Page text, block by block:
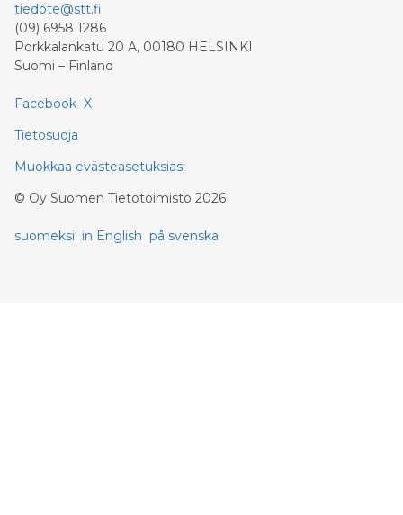
tiedote@stt.fi
(09) 6958 1286
Porkkalankatu 20 A, 00180 HELSINKI
Suomi – Finland
Facebook X
Tietosuoja
Muokkaa evästeasetuksiasi
© Oy Suomen Tietotoimisto 2026
suomeksi in English på svenska